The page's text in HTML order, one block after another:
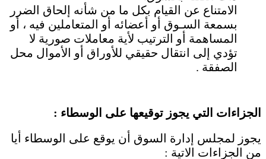
الامتناع عن القيام بكل ما من شأنه إلحاق الضرر
بسمعة السـوق أو أعضائه أو المتعاملين فيه ، أو
المساهمة أو الترتيب لأية معاملات صورية لا
تؤدي إلى انتقال حقيقي للأوراق أو الأموال محل
الصفقة .
الجزاءات التي يجوز توقيعها على الوسطاء :
يجوز لمجلس إدارة السوق أن يوقع على الوسطاء أيا
من الجزاءات الاتية :